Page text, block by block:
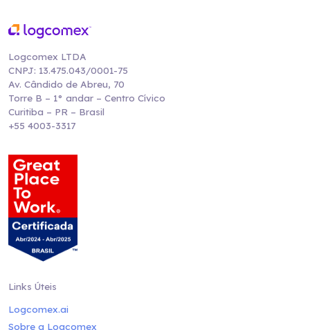
Logcomex LTDA
CNPJ: 13.475.043/0001-75
Av. Cândido de Abreu, 70
Torre B – 1° andar – Centro Cívico
Curitiba – PR – Brasil
+55 4003-3317
Links Úteis
Logcomex.ai
Sobre a Logcomex